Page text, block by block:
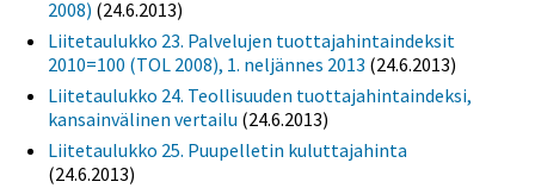
2008) (24.6.2013)
Liitetaulukko 23. Palvelujen tuottajahintaindeksit
2010=100 (TOL 2008), 1. neljännes 2013 (24.6.2013)
Liitetaulukko 24. Teollisuuden tuottajahintaindeksi,
kansainvälinen vertailu (24.6.2013)
Liitetaulukko 25. Puupelletin kuluttajahinta
(24.6.2013)